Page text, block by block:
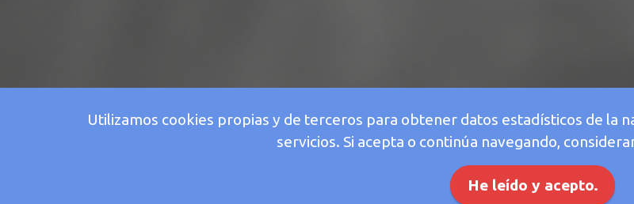
Utilizamos cookies propias y de terceros para obtener datos estadísticos de la
servicios. Si acepta o continúa navegando,
He leído y acepto.